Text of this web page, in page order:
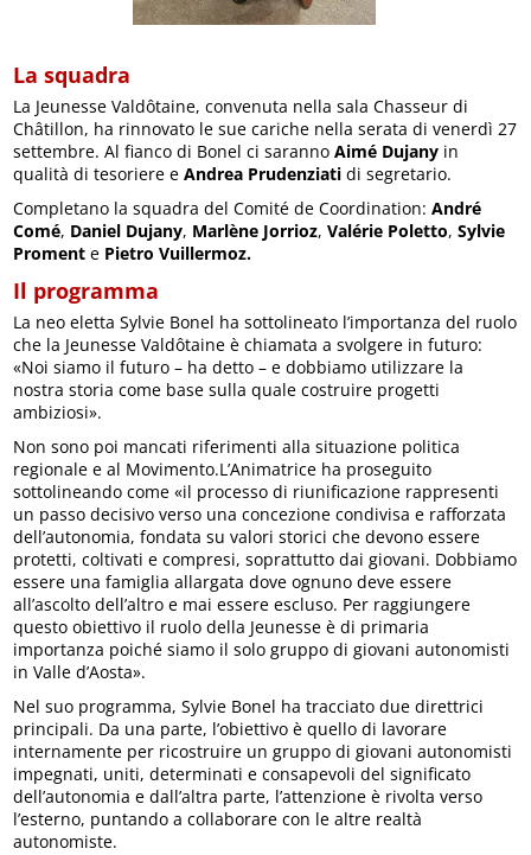
La squadra
La Jeunesse Valdôtaine, convenuta nella sala Chasseur di
Châtillon, ha rinnovato le sue cariche nella serata di venerdì 27
settembre. Al fianco di Bonel ci sarannoAimé Dujany in
qualità di tesoriere eAndrea Prudenziati di segretario.
Completano la squadra del Comité de Coordination:André
Comé, Daniel Dujany, Marlène Jorrioz,Valérie Poletto,Sylvie
Proment e Pietro Vuillermoz.
Il programma
La neo eletta Sylvie Bonel ha sottolineato l’importanza del ruolo
che la Jeunesse Valdôtaine è chiamata a svolgere in futuro:
«Noi siamo il futuro – ha detto – e dobbiamo utilizzare la
nostra storia come base sulla quale costruire progetti
ambiziosi».
Non sono poi mancati riferimenti alla situazione politica
regionale e al Movimento.L’Animatrice ha proseguito
sottolineando come «il processo di riunificazione rappresenti
un passo decisivo verso una concezione condivisa e rafforzata
dell’autonomia, fondata su valori storici che devono essere
protetti, coltivati e compresi, soprattutto dai giovani. Dobbiamo
essere una famiglia allargata dove ognuno deve essere
all’ascolto dell’altro e mai essere escluso. Per raggiungere
questo obiettivo il ruolo della Jeunesse è di primaria
importanza poiché siamo il solo gruppo di giovani autonomisti
in Valle d’Aosta».
Nel suo programma, Sylvie Bonel ha tracciato due direttrici
principali. Da una parte, l’obiettivo è quello di lavorare
internamente per ricostruire un gruppo di giovani autonomisti
impegnati, uniti, determinati e consapevoli del significato
dell’autonomia e dall’altra parte, l’attenzione è rivolta verso
l’esterno, puntando a collaborare con le altre realtà
autonomiste.